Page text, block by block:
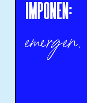
IMPONEN:
emergen.